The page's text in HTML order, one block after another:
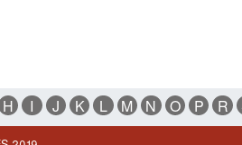
H I J K L M N O P R